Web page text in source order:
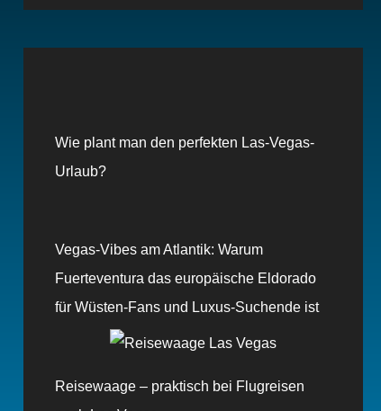
Wie plant man den perfekten Las-Vegas-
Urlaub?
Vegas-Vibes am Atlantik: Warum
Fuerteventura das europäische Eldorado
für Wüsten-Fans und Luxus-Suchende ist
Reisewaage – praktisch bei Flugreisen